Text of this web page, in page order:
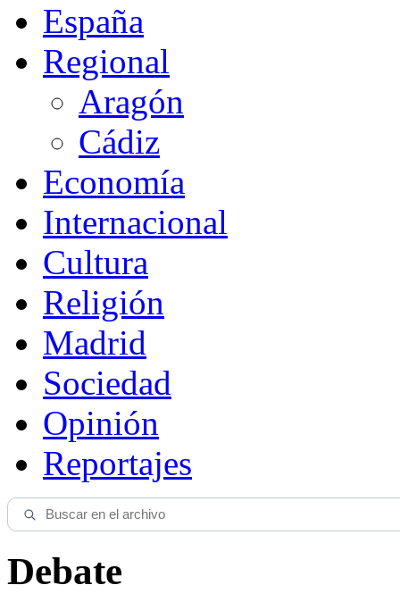
España
Regional
Aragón
Cádiz
Economía
Internacional
Cultura
Religión
Madrid
Sociedad
Opinión
Reportajes
Debate